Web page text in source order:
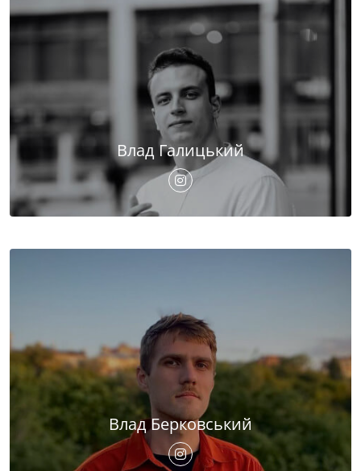
Влад Галицький
Влад Берковський